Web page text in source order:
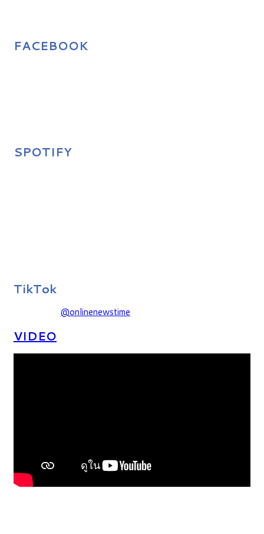
FACEBOOK
SPOTIFY
TikTok
@onlinenewstime
VIDEO